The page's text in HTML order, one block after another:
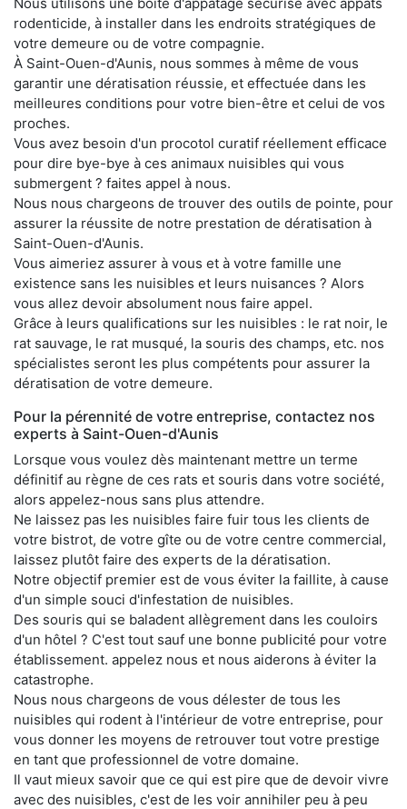
rodenticide, à installer dans les endroits stratégiques de
votre demeure ou de votre compagnie.
À Saint-Ouen-d'Aunis, nous sommes à même de vous
garantir une dératisation réussie, et effectuée dans les
meilleures conditions pour votre bien-être et celui de vos
proches.
Vous avez besoin d'un procotol curatif réellement efficace
pour dire bye-bye à ces animaux nuisibles qui vous
submergent ? faites appel à nous.
Nous nous chargeons de trouver des outils de pointe, pour
assurer la réussite de notre prestation de dératisation à
Saint-Ouen-d'Aunis.
Vous aimeriez assurer à vous et à votre famille une
existence sans les nuisibles et leurs nuisances ? Alors
vous allez devoir absolument nous faire appel.
Grâce à leurs qualifications sur les nuisibles : le rat noir, le
rat sauvage, le rat musqué, la souris des champs, etc. nos
spécialistes seront les plus compétents pour assurer la
dératisation de votre demeure.
Pour la pérennité de votre entreprise, contactez nos
experts à Saint-Ouen-d'Aunis
Lorsque vous voulez dès maintenant mettre un terme
définitif au règne de ces rats et souris dans votre société,
alors appelez-nous sans plus attendre.
Ne laissez pas les nuisibles faire fuir tous les clients de
votre bistrot, de votre gîte ou de votre centre commercial,
laissez plutôt faire des experts de la dératisation.
Notre objectif premier est de vous éviter la faillite, à cause
d'un simple souci d'infestation de nuisibles.
Des souris qui se baladent allègrement dans les couloirs
d'un hôtel ? C'est tout sauf une bonne publicité pour votre
établissement. appelez nous et nous aiderons à éviter la
catastrophe.
Nous nous chargeons de vous délester de tous les
nuisibles qui rodent à l'intérieur de votre entreprise, pour
vous donner les moyens de retrouver tout votre prestige
en tant que professionnel de votre domaine.
Il vaut mieux savoir que ce qui est pire que de devoir vivre
avec des nuisibles, c'est de les voir annihiler peu à peu